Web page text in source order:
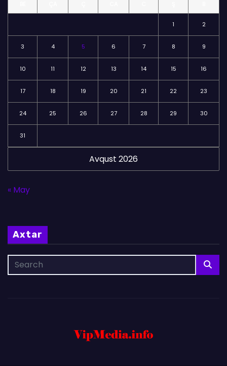
Avqust 2026
1 2
3 4 5 6 7 8 9
10 11 12 13 14 15 16
17 18 19 20 21 22 23
24 25 26 27 28 29 30
31
« May
Axtar